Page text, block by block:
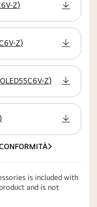
Z)
Z)
OLED55C6V-Z)
)
is included with
and is not